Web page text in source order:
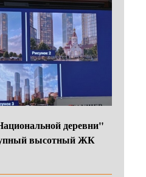
деревни"
высотный ЖК